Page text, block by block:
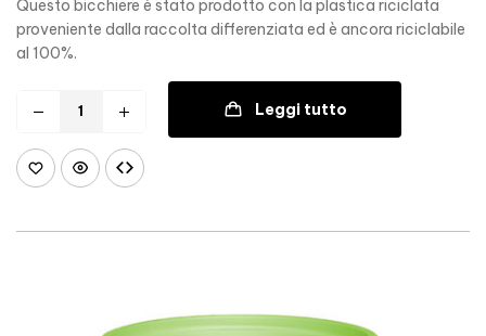
Questo bicchiere è stato prodotto con la plastica riciclata
proveniente dalla raccolta differenziata ed è ancora riciclabile
al 100%.
Leggi tutto